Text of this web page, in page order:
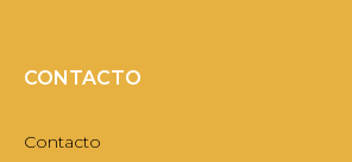
CONTACTO
Contacto